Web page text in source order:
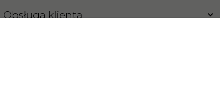
Obsługa klienta